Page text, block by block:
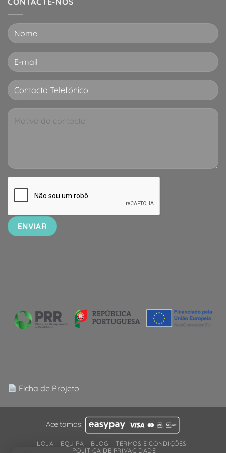
Ficha de Projeto
Aceitamos:
LOJA EQUIPA BLOG
TERMOS E CONDIÇÕES
POLÍTICA DE PRIVACIDADE